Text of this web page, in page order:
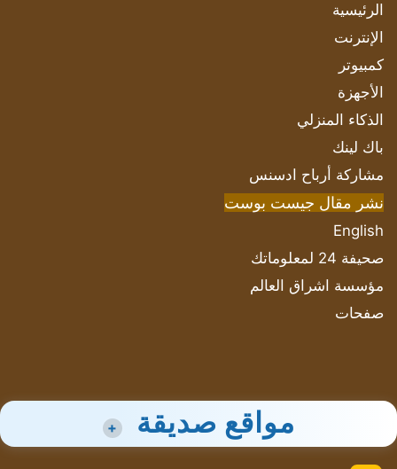
الرئيسية
الإنترنت
كمبيوتر
الأجهزة
الذكاء المنزلي
باك لينك
مشاركة أرباح ادسنس
نشر مقال جيست بوست
English
صحيفة 24 لمعلوماتك
مؤسسة اشراق العالم
صفحات
مواقع صديقة +